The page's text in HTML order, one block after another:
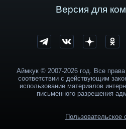
Версия для
Аймкук © 2007-2026 год. Все
соответствии с действующим
использование материалов
письменного разрешения
Пользовательское